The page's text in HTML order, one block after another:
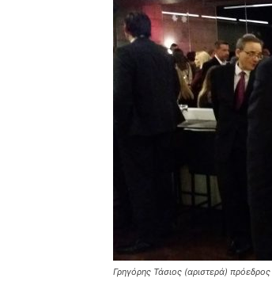
Γρηγόρης Τάσιος (αριστερά)